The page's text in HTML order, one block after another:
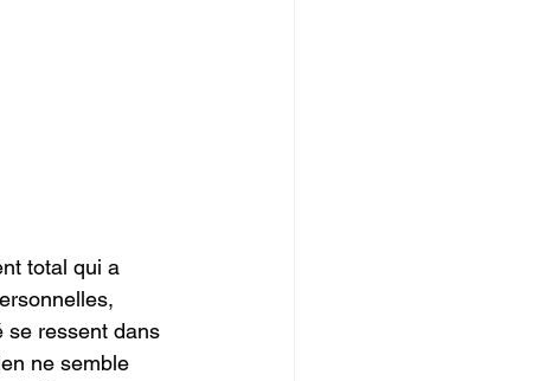
total qui a
se ressent dans
ne semble